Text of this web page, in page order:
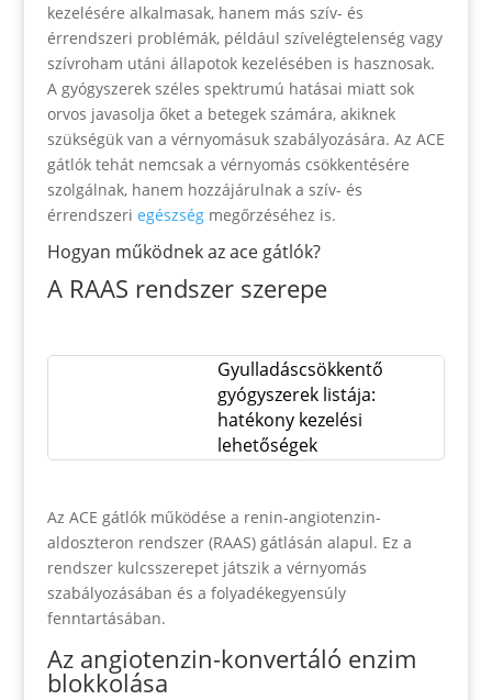
kezelésére alkalmasak, hanem más szív- és
érrendszeri problémák, például szívelégtelenség vagy
szívroham utáni állapotok kezelésében is hasznosak.
A gyógyszerek széles spektrumú hatásai miatt sok
orvos javasolja őket a betegek számára, akiknek
szükségük van a vérnyomásuk szabályozására. Az ACE
gátlók tehát nemcsak a vérnyomás csökkentésére
szolgálnak, hanem hozzájárulnak a szív- és
érrendszeri egészségmegőrzéséhez is.
Hogyan működnek az ace gátlók?
A RAAS rendszer szerepe
Gyulladáscsökkentő
gyógyszerek listája:
hatékony kezelési
lehetőségek
Az ACE gátlók működése a renin-angiotenzin-
aldoszteron rendszer (RAAS) gátlásán alapul. Ez a
rendszer kulcsszerepet játszik a vérnyomás
szabályozásában és a folyadékegyensúly
fenntartásában.
Az angiotenzin-konvertáló enzim
blokkolása